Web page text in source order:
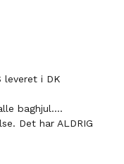
leveret i DK
baghjul....
Det har ALDRIG
sy. Maskinen har